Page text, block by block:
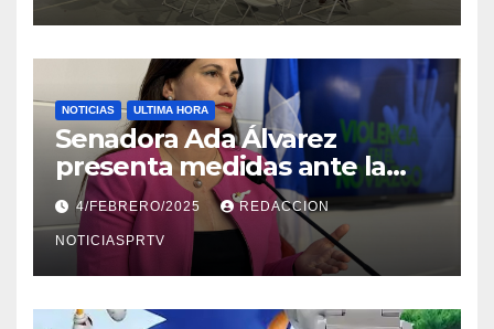
NOTICIAS ULTIMA HORA
Senadora Ada Álvarez
presenta medidas ante la
violencia en el noviazgo
4/FEBRERO/2025 REDACCION
NOTICIASPRTV